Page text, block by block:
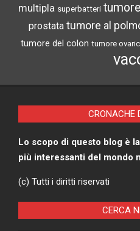
multipla superbatteri tumore
prostata tumore al
tumore del colon tumore
CRONACHE
Lo scopo di questo blog è
più interessanti del mondo
(c) Tutti i diritti riservati
CERCA